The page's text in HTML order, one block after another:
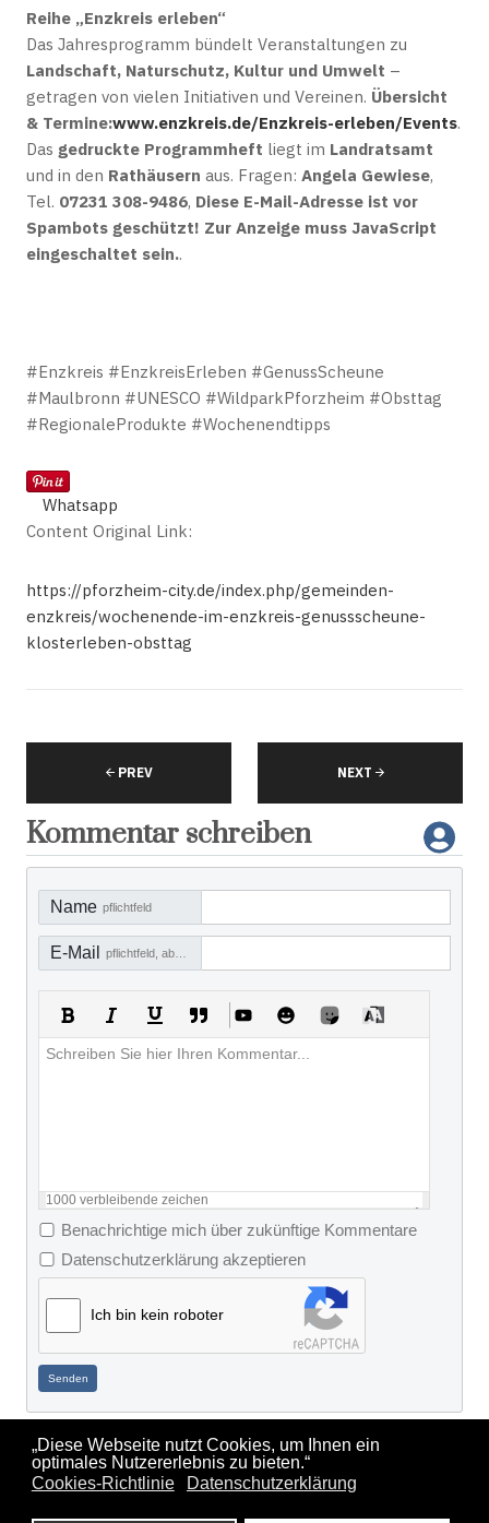
„Diese Webseite nutzt Cookies, um Ihnen ein
optimales Nutzererlebnis zu bieten.“
Cookies-Richtlinie
Datenschutzerklärung
Reihe „Enzkreis erleben“
Das Jahresprogramm bündelt Veranstaltungen zu
Landschaft, Naturschutz, Kultur und Umwelt –
getragen von vielen Initiativen und Vereinen. Übersicht
& Termine:www.enzkreis.de/Enzkreis-erleben/Events.
Das gedruckte Programmheft liegt im Landratsamt
und in den Rathäusern aus. Fragen: Angela Gewiese,
Tel. 07231 308-9486, Diese E-Mail-Adresse ist vor
Spambots geschützt! Zur Anzeige muss JavaScript
eingeschaltet sein..
#Enzkreis #EnzkreisErleben #GenussScheune
#Maulbronn #UNESCO #WildparkPforzheim #Obsttag
#RegionaleProdukte #Wochenendtipps
Whatsapp
Content Original Link:
https://pforzheim-city.de/index.php/gemeinden-
enzkreis/wochenende-im-enzkreis-genussscheune-
klosterleben-obsttag
PREV NEXT
Kommentar schreiben
Name pflichtfeld
E-Mail
1000 verbleibende zeichen
Benachrichtige mich über zukünftige Kommentare
Datenschutzerklärung akzeptieren
Ich bin kein roboter
Senden
Impressum
Sitemap
HTML
Cookie
Richtlinie
Datenschutzerklärung